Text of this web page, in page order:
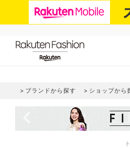
ブランドから探す ショップから